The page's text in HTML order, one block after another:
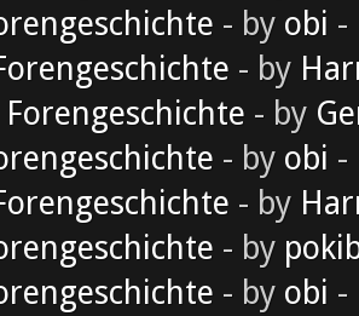
- by obi -
- by
Forengeschichte - by
- by obi -
- by
- by
- by obi -